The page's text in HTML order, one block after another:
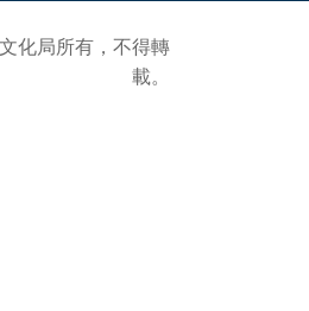
化局所有，不得轉
載。